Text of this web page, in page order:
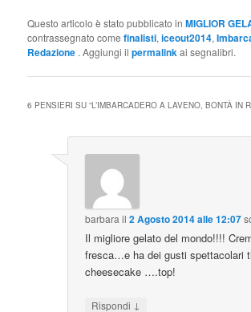
Questo articolo è stato pubblicato inMIGLIOR
contrassegnato comefinalisti,iceout2014,
Redazione . Aggiungi ilpermalinkai segnalibri.
6 PENSIERI SU “L’IMBARCADERO A LAVENO, BONTÀ IN
barbara il2 Agosto 2014 alle 12:07
Il migliore gelato del mondo!!!!
fresca…e ha dei gusti spettacolari
cheesecake ….top!
Rispondi ↓